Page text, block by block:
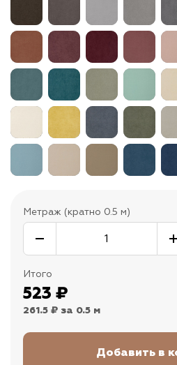
Метраж (кратно 0.5 м)
Итого
523 ₽
261.5 ₽ за 0.5 м